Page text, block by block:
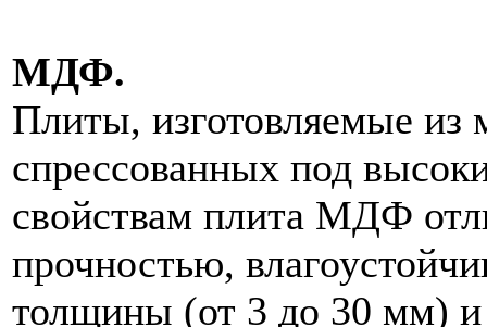
МДФ.
Плиты, изготовляемые из
спрессованных под
свойствам плита МДФ
прочностью,
толщины (от 3 до 30 мм)